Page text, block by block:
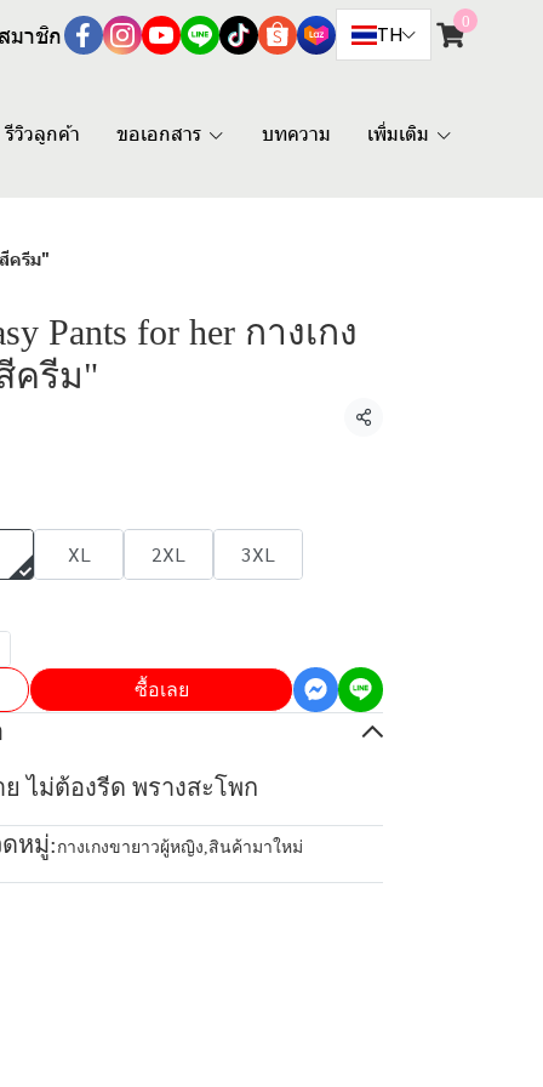
มาชิก TH
0
รีวิวลูกค้า ขอเอกสาร บทความ เพิ่มเติม
ครีม"
Pants for her กางเกง
ครีม"
แชร์
XL 2XL
3XL
ซื้อเลย
ไม่ต้องรีด พรางสะโพก
หมู่:กางเกงขายาวผู้หญิง,สินค้ามาใหม่